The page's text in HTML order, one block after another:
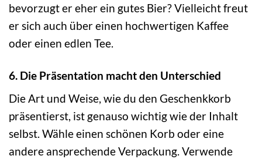
bevorzugt er eher ein gutes Bier? Vielleicht freut
er sich auch über einen hochwertigen Kaffee
oder einen edlen Tee.
6. Die Präsentation macht den Unterschied
Die Art und Weise, wie du den Geschenkkorb
präsentierst, ist genauso wichtig wie der Inhalt
selbst. Wähle einen schönen Korb oder eine
andere ansprechende Verpackung. Verwende